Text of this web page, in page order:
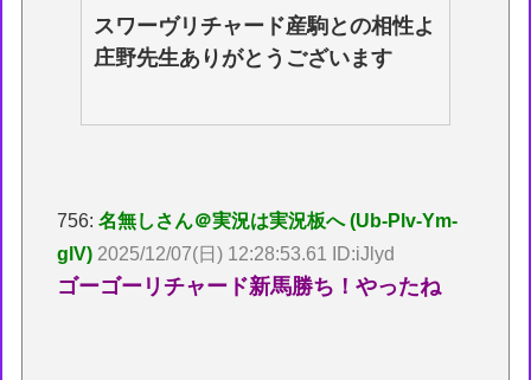
スワーヴリチャード産駒との相性よ
庄野先生ありがとうございます
756:名無しさん＠実況は実況板へ (Ub-Plv-Ym-
glV) 2025/12/07(日) 12:28:53.61 ID:iJlyd
ゴーゴーリチャード新馬勝ち！やったね